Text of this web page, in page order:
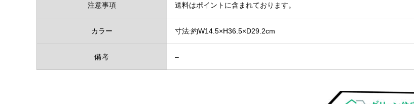
注意事項 送料はポイントに含まれております。
カラー 寸法:約W14.5×H36.5×D29.2cm
備考 –